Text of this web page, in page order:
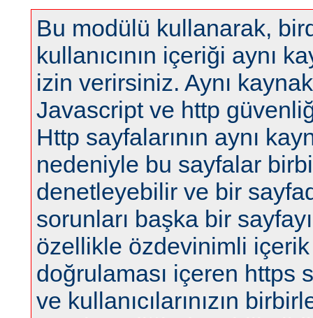
Bu modülü kullanarak,
kullanıcının içeriği aynı
izin verirsiniz. Aynı
Javascript ve http
Http sayfalarının aynı
nedeniyle bu sayfalar
denetleyebilir ve bir
sorunları başka bir
özellikle özdevinimli
doğrulaması içeren https
ve kullanıcılarınızın